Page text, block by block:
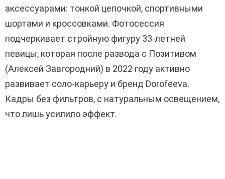
аксессуарами: тонкой цепочкой, спортивными
шортами и кроссовками. Фотосессия
подчеркивает стройную фигуру 33-летней
певицы, которая после развода с Позитивом
(Алексей Завгородний) в 2022 году активно
развивает соло-карьеру и бренд Dorofeeva.
Кадры без фильтров, с натуральным освещением,
что лишь усилило эффект.